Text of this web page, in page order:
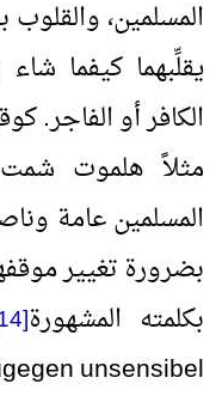
المسلمين،
يقلِّبهما كيفما
الكافر أو الفاجر.
مثلاً هلموت شمت
المسلمين عامة
بضرورة تغيير
بكلمته المشهورة[14]
unsensibel
gegen